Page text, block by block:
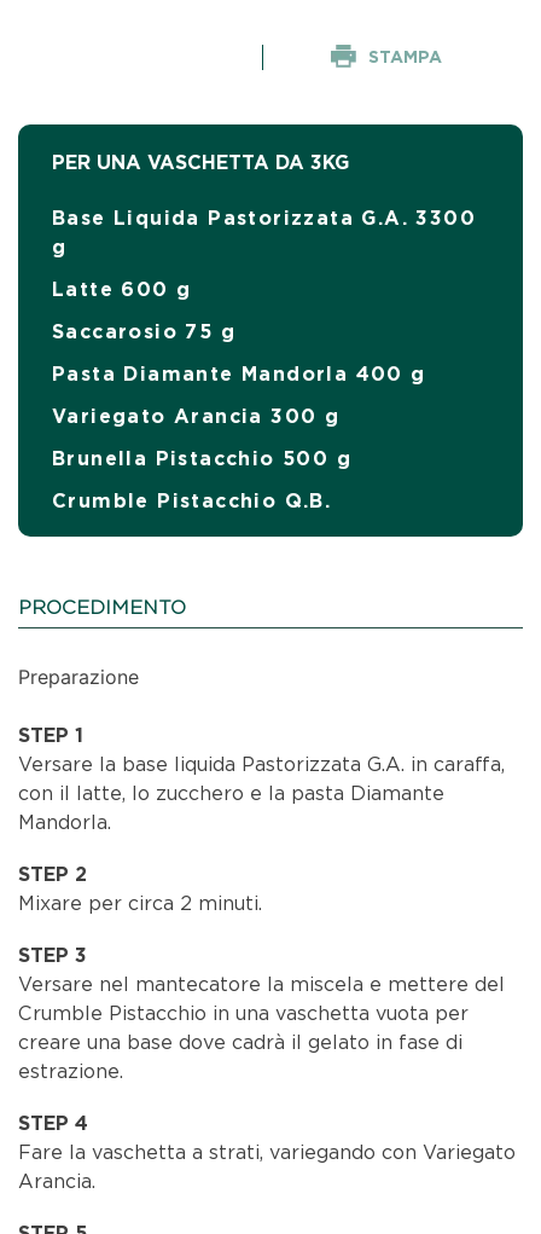
STAMPA
PER UNA VASCHETTA DA 3KG
Base Liquida Pastorizzata G.A. 3300
g
Latte 600 g
Saccarosio 75 g
Pasta Diamante Mandorla 400 g
Variegato Arancia 300 g
Brunella Pistacchio 500 g
Crumble Pistacchio Q.B.
PROCEDIMENTO
Preparazione
STEP 1
Versare la base liquida Pastorizzata G.A. in caraffa,
con il latte, lo zucchero e la pasta Diamante
Mandorla.
STEP 2
Mixare per circa 2 minuti.
STEP 3
Versare nel mantecatore la miscela e mettere del
Crumble Pistacchio in una vaschetta vuota per
creare una base dove cadrà il gelato in fase di
estrazione.
STEP 4
Fare la vaschetta a strati, variegando con Variegato
Arancia.